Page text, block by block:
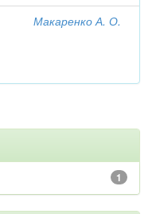
Макаренко А. О.
1